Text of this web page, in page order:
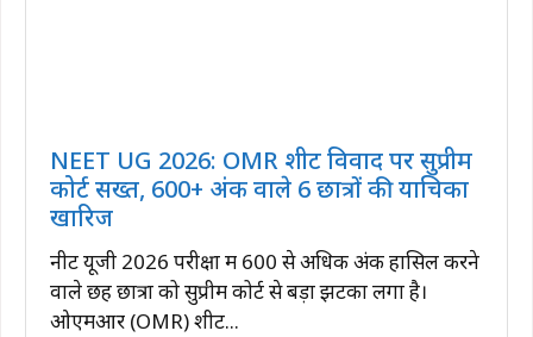
NEET UG 2026: OMR शीट विवाद पर सुप्रीम
कोर्ट सख्त, 600+ अंक वाले 6 छात्रों की याचिका
खारिज
नीट यूजी 2026 परीक्षा में 600 से अधिक अंक हासिल करने
वाले छह छात्रों को सुप्रीम कोर्ट से बड़ा झटका लगा है।
ओएमआर (OMR) शीट...